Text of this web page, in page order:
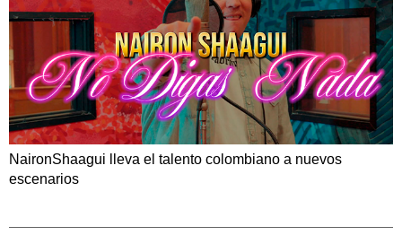
NaironShaagui lleva el talento colombiano a nuevos
escenarios